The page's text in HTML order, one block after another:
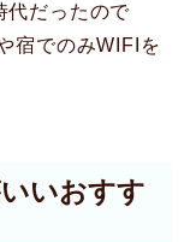
代だったので
宿でのみWIFIを
いおすす